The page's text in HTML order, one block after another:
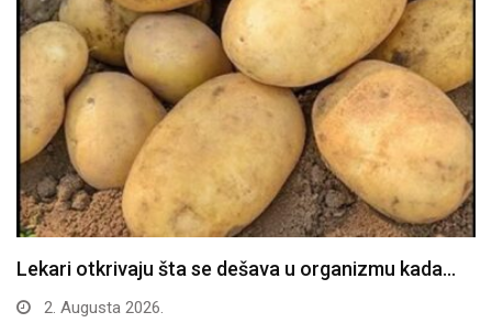
Lekari otkrivaju šta se dešava u organizmu kada…
2. Augusta 2026.